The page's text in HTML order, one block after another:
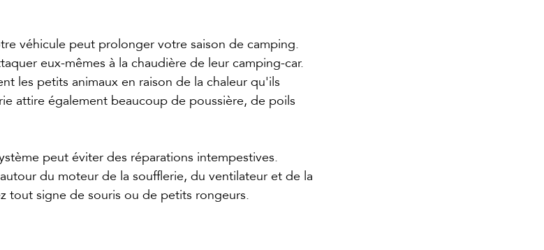
véhicule peut prolonger votre saison de camping.
eux-mêmes à la chaudière de leur camping-car.
les petits animaux en raison de la chaleur qu'ils
attire également beaucoup de poussière, de poils
peut éviter des réparations intempestives.
du moteur de la soufflerie, du ventilateur et de la
tout signe de souris ou de petits rongeurs.